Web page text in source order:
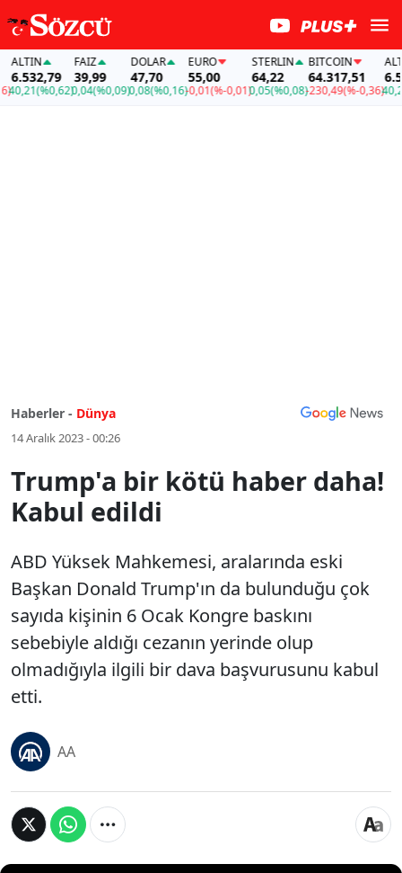
(%0,62)
FAİZ
39,99
0,04(%0,09)
DOLAR
47,70
0,08(%0,16)
EURO
55,00
-0,01(%-0,01)
STERLIN
64,22
0,05(%0,08)
BITCOIN
64.317,51
-230,49(%-0,36)
ALTIN
40,21
Haberler - Dünya
14 Aralık 2023 - 00:26
Trump'a bir kötü haber daha!
Kabul edildi
ABD Yüksek Mahkemesi, aralarında eski
Başkan Donald Trump'ın da bulunduğu çok
sayıda kişinin 6 Ocak Kongre baskını
sebebiyle aldığı cezanın yerinde olup
olmadığıyla ilgili bir dava başvurusunu kabul
etti.
AA